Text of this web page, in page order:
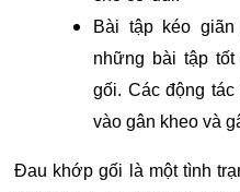
Bài tập kéo
những bài tập
gối. Các động
vào gân kheo và
Đau khớp gối là một tình